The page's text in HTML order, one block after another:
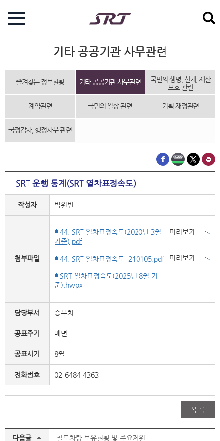
기타 공공기관 사무관련
즐겨찾는 정보현황 기타 공공기관 사무관련
국민의 생명, 신체, 재산
보호 관련
계약관련 국민의 일상 관련 기획·재정관련
국정감사, 행정사무 관련
SRT 운행 통계(SRT 열차표정속도)
작성자 박원빈
첨부파일
44. SRT 열차표정속도(2020년 3월
기준).pdf
미리보기
44. SRT 열차표정속도_210105.pdf 미리보기
SRT 열차표정속도(2025년 8월 기
준).hwpx
담당부서 승무처
공표주기 매년
공표시기 8월
전화번호 02-6484-4363
목 록
다음글 철도차량 보유현황 및 주요제원